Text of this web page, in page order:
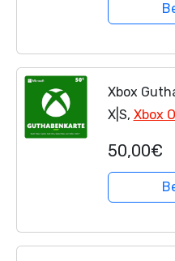
Xbox
X|S, Xbox
50,00€